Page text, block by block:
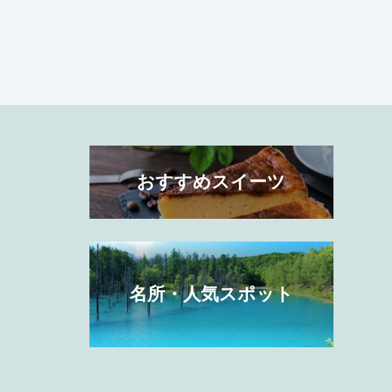
おすすめスイーツ
名所・人気スポット